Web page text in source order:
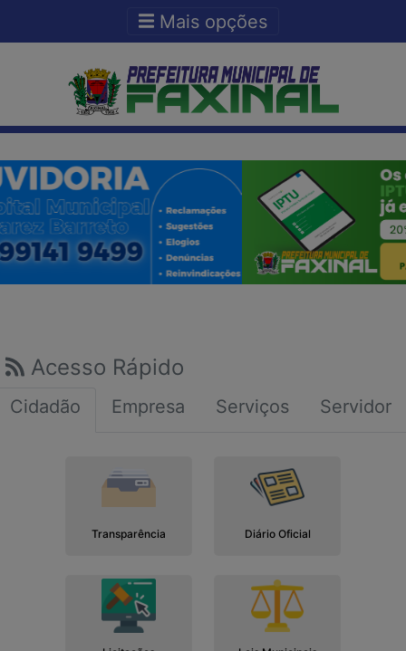
Ir para o fim do conteudo
Mais opções
Acesso Rápido
Cidadão Empresa Serviços Servidor
Transparência Diário Oficial